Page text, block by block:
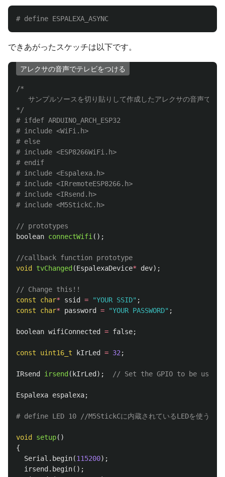
できあがったスケッチは以下です。
アレクサの音声でテレビをつける
/*
サンプルソースを切り貼りして作成したアレクサの音声でテ
*/
# ifdef ARDUINO_ARCH_ESP32
# include <WiFi.h>
# else
# include <ESP8266WiFi.h>
# endif
# include <Espalexa.h>
# include <IRremoteESP8266.h>
# include <IRsend.h>
// prototypes
boolean connectWifi ();
//callback function prototype
void
tvChanged (EspalexaDevice* dev);
// Change this!!
const
char* ssid = "YOUR SSID" ;
const
char* password = "YOUR PASSWORD" ;
boolean wifiConnected = false;
const uint16_t kIrLed = 32 ;
IRsend irsend ( kIrLed ); // Set the GPIO to be used
Espalexa espalexa;
void setup()
{
Serial . begin(115200);
irsend . begin();